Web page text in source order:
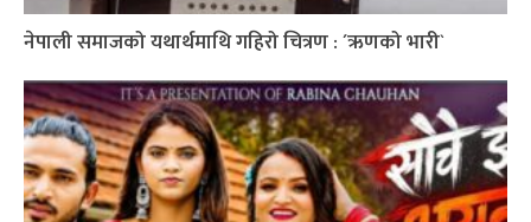
नेपाली समाजको यथार्थमाथि गहिरो चित्रण : ´ऋणको भारी`